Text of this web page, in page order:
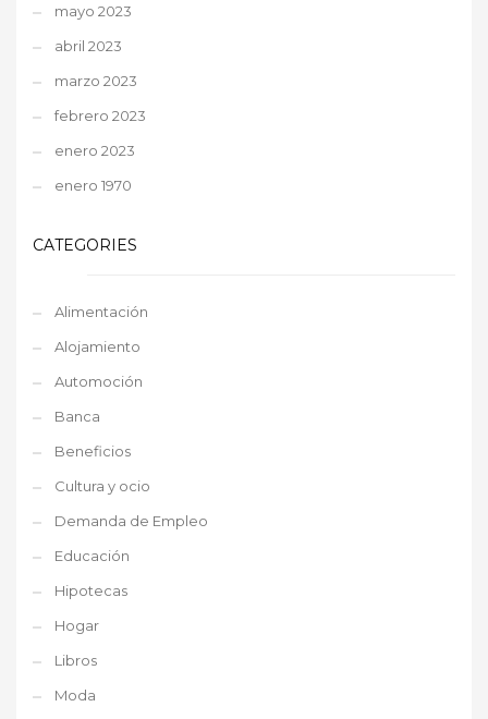
mayo 2023
abril 2023
marzo 2023
febrero 2023
enero 2023
enero 1970
CATEGORIES
Alimentación
Alojamiento
Automoción
Banca
Beneficios
Cultura y ocio
Demanda de Empleo
Educación
Hipotecas
Hogar
Libros
Moda